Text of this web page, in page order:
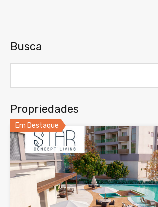
Busca
Propriedades
Em Destaque